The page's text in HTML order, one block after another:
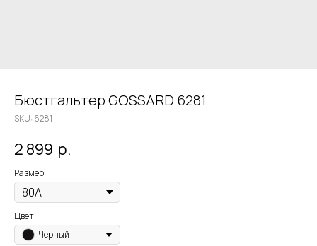
Бюстгальтер GOSSARD 6281
SKU: 6281
2 899 р.
Размер
Цвет
Черный